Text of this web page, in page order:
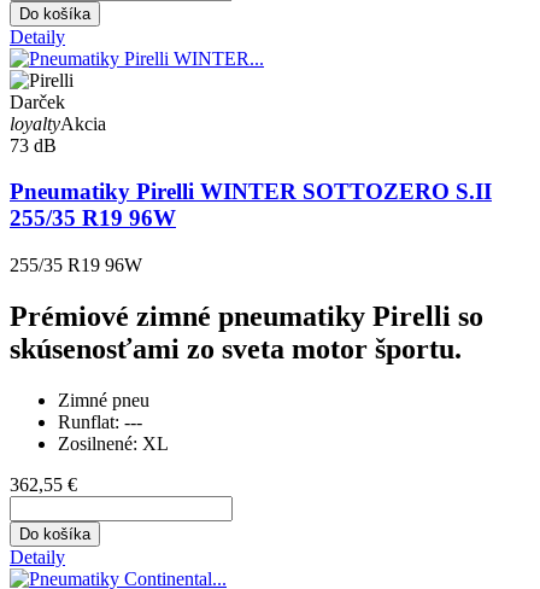
Do košíka
Detaily
Darček
loyaltyAkcia
73 dB
Pneumatiky Pirelli WINTER SOTTOZERO S.II
255/35 R19 96W
255/35 R19 96W
Prémiové zimné pneumatiky Pirelli so
skúsenosťami zo sveta motor športu.
Zimné pneu
Runflat: ---
Zosilnené: XL
362,55 €
Do košíka
Detaily